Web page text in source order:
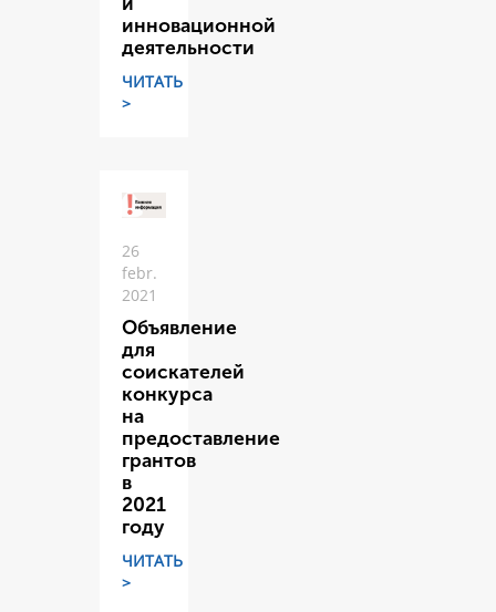
инновационной
деятельности
ЧИТАТЬ
>
26
febr.
2021
Объявление
для
соискателей
конкурса
на
предоставление
грантов
в
2021
году
ЧИТАТЬ
>